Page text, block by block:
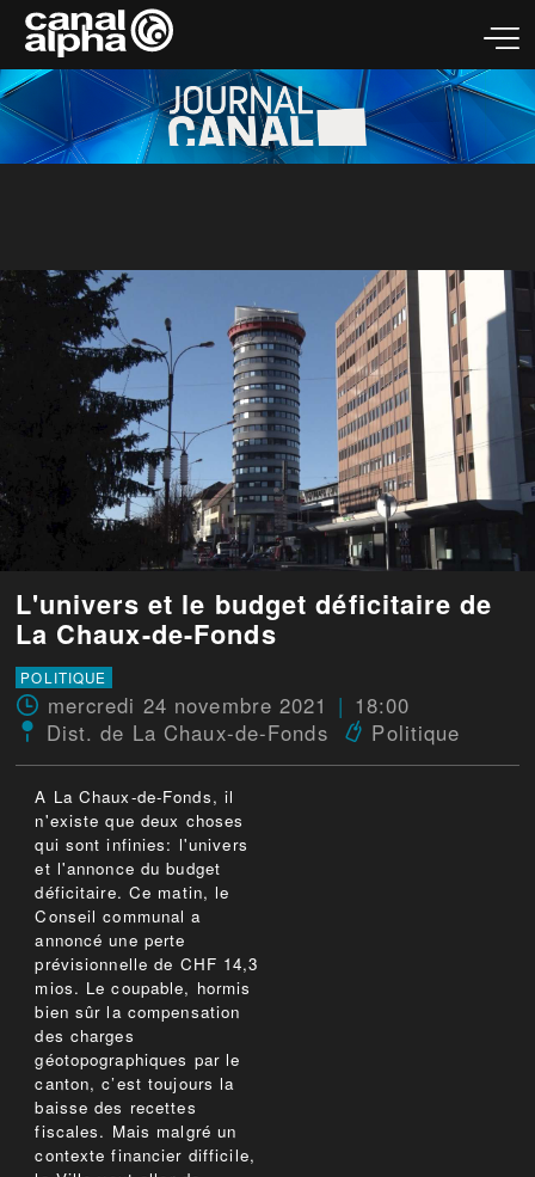
L'univers et le budget déficitaire de
La Chaux-de-Fonds
POLITIQUE
mercredi 24 novembre 2021
18:00
Dist. de La Chaux-de-Fonds
Politique
A La Chaux-de-Fonds, il
n'existe que deux choses
qui sont infinies: l'univers
et l'annonce du budget
déficitaire. Ce matin, le
Conseil communal a
annoncé une perte
prévisionnelle de CHF 14,3
mios. Le coupable, hormis
bien sûr la compensation
des charges
géotopographiques par le
canton, c’est toujours la
baisse des recettes
fiscales. Mais malgré un
contexte financier difficile,